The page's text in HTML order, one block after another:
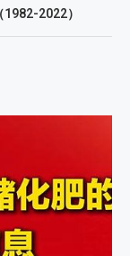
2022）